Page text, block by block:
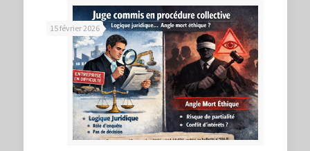
15 février 2026